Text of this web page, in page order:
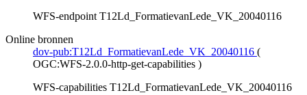
WFS-endpoint T12Ld_FormatievanLede_VK_20040116
Online bronnen
dov-pub:T12Ld_FormatievanLede_VK_20040116 (
OGC:WFS-2.0.0-http-get-capabilities )
WFS-capabilities T12Ld_FormatievanLede_VK_20040116